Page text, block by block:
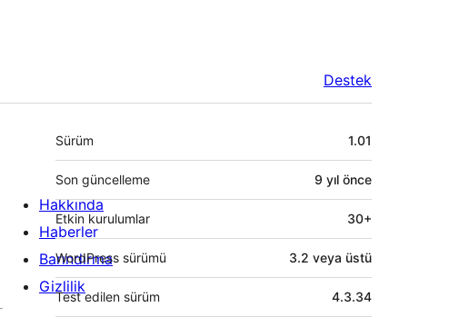
Destek
Meta
Sürüm 1.01
Son güncelleme 9 yıl önce
Etkin kurulumlar 30+
WordPress sürümü 3.2 veya üstü
Test edilen sürüm 4.3.34
Hakkında
Haberler
Barındırma
Gizlilik